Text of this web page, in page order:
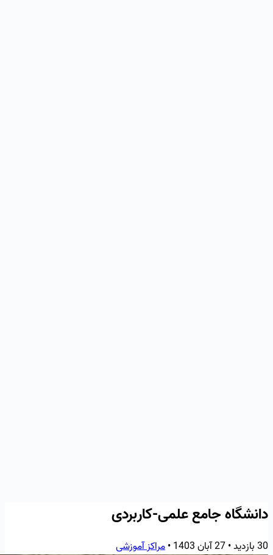
دانشگاه جامع علمی-کاربردی
30 بازدید •27 آبان 1403 •مراکز آموزشی